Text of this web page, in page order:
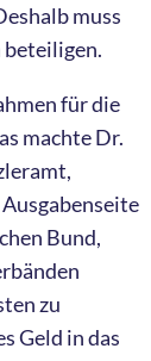
muss
beteiligen.
für die
machte Dr.
Bund,
zu
Geld in das